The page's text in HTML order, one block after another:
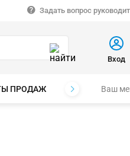
Задать вопрос
Вход
ПРОДАЖ БРЕНДЫВаш